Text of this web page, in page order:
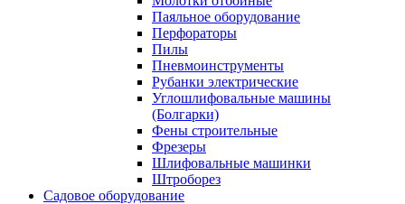
Паяльное оборудование
Перфораторы
Пилы
Пневмоинструменты
Рубанки электрические
Углошлифовальные машины
(Болгарки)
Фены строительные
Фрезеры
Шлифовальные машинки
Штроборез
Садовое оборудование